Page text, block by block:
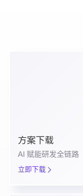
方案下载
AI 赋能研发全链路
立即下载